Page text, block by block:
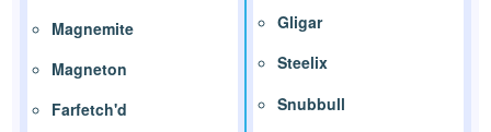
Magnemite
Magneton
Farfetch'd
Gligar
Steelix
Snubbull